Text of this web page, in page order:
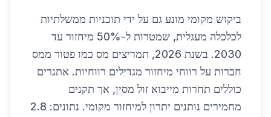
ביקוש מקומי מונע גם על ידי תוכניות ממשלתיות
לכלכלה מעגלית, שמטרות ל-50% מיחזור עד
2030. בשנת 2026, תמריצים מס כמו פטור ממס
חברות על רווחי מיחזור מגדילים רווחיות. אתגרים
כוללים תחרות מייבוא זול מסין, אך תקנים
מחמירים נותנים יתרון למיחזור מקומי. נתונים: 2.8